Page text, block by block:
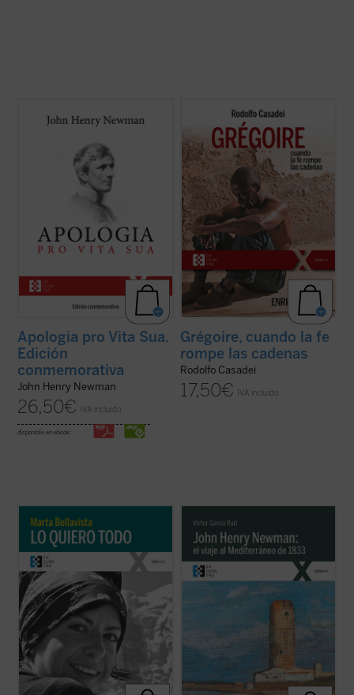
literatura autobiográfica universal, supuso
rechazo que había causado en Inglaterra
su conversión al catolicismo. La presente ...
Apologia pro Vita Sua.
Edición
conmemorativa
John Henry Newman
26,50€ IVA incluido
disponible en ebook:
Grégoire Ahongbonon ha realizado un
pequeño milagro en Costa de Marfil, Benín,
Togo y Burkina Faso: rescatar en tan solo
veinticinco años a sesenta mil personas
con enfermedad mental, estigmatizadas,
marginadas, encadenadas por ser ...(ver
ficha)
Grégoire, cuando la fe
rompe las cadenas
Rodolfo Casadei
17,50€ IVA incluido
La vida de Marta, una larga carrera de
apenas veintisiete años, se tornará
dramática y lúcida con la reaparición de la
enfermedad que la llevaría a la muerte dos
años después. Marta afrontará esta
circunstancia como ocasión para vivir ...
(ver ficha)
Newman escribió a su familia y amigos
previamente y durante su viaje por el
Mediterráneo de 1833, el autor del libro
traza los orígenes, el desarrollo y las
consecuencias de la verdadera odisea
interior ...(ver ficha)